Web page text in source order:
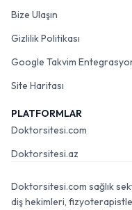
Bize Ulaşın
Gizlilik Politikası
Google Takvim
Site Haritası
PLATFORMLAR
Doktorsitesi.com
Doktorsitesi.az
Doktorsitesi.com sağlık
diş hekimleri,